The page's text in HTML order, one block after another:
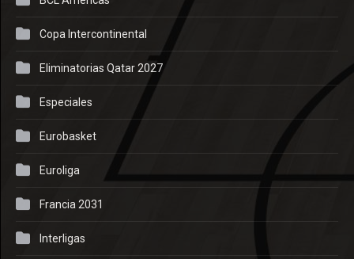
Copa Intercontinental
Eliminatorias Qatar 2027
Especiales
Eurobasket
Euroliga
Francia 2031
Interligas